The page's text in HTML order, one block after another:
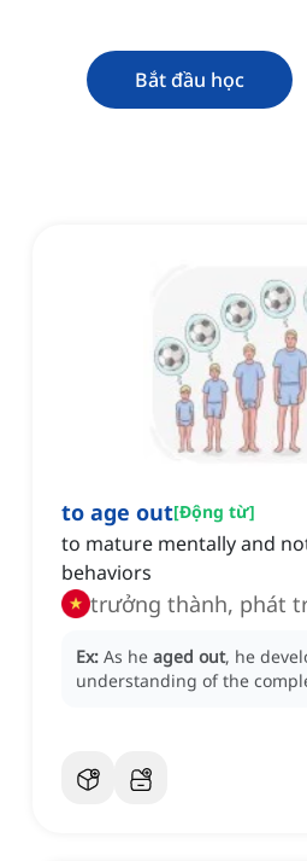
Bắt đầu học
to age out[Động từ]
to mature mentally and
behaviors
trưởng thành, phát
Ex: As he aged out, he
understanding of the